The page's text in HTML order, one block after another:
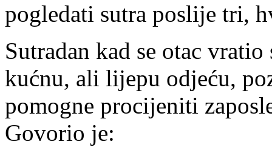
pogledati sutra poslije tri,
Sutradan kad se otac
kućnu, ali lijepu odjeću,
pomogne procijeniti
Govorio je: